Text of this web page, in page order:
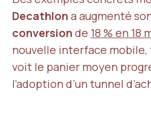
Decathlon a augmenté
conversion de 18 % en 18
nouvelle interface mobile,
voit le panier moyen
l’adoption d’un tunnel